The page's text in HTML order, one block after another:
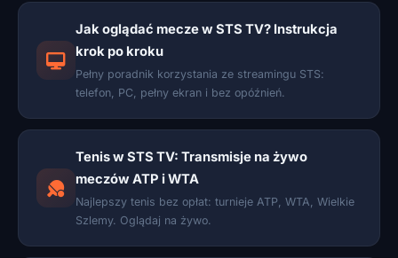
Jak oglądać mecze w STS TV? Instrukcja
krok po kroku
Pełny poradnik korzystania ze streamingu STS:
telefon, PC, pełny ekran i bez opóźnień.
Tenis w STS TV: Transmisje na żywo
meczów ATP i WTA
Najlepszy tenis bez opłat: turnieje ATP, WTA, Wielkie
Szlemy. Oglądaj na żywo.